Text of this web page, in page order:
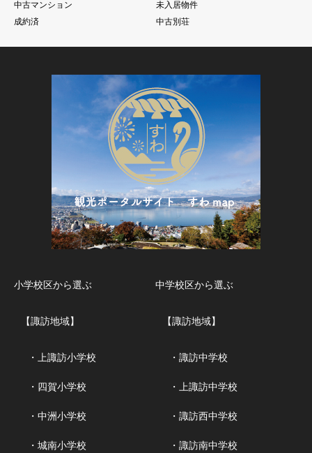
中古マンション
未入居物件
成約済
中古別荘
小学校区から選ぶ
【諏訪地域】
・上諏訪小学校
・四賀小学校
・中洲小学校
・城南小学校
中学校区から選ぶ
【諏訪地域】
・諏訪中学校
・上諏訪中学校
・諏訪西中学校
・諏訪南中学校